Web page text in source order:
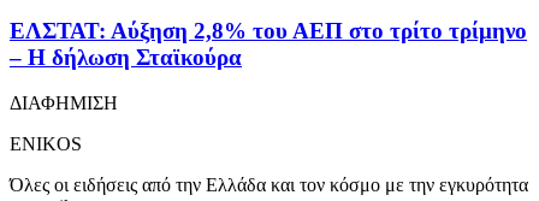
ΕΛΣΤΑΤ: Αύξηση 2,8% του ΑΕΠ στο τρίτο τρίμηνο
– Η δήλωση Σταϊκούρα
ΔΙΑΦΗΜΙΣΗ
ENIKOS
Όλες οι ειδήσεις από την Ελλάδα και τον κόσμο με την εγκυρότητα